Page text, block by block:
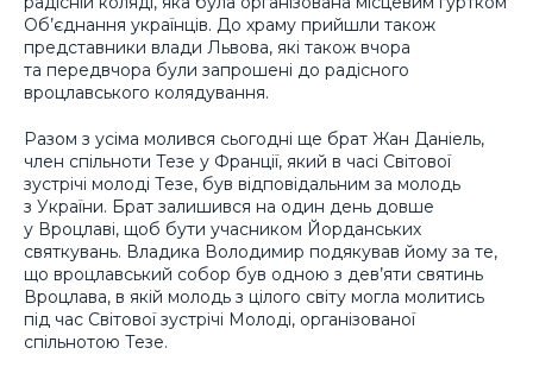
Об’єднання українців. До храму прийшли також
представники влади Львова, які також вчора
та передвчора були запрошені до радісного
вроцлавського колядування.
Разом з усіма молився сьогодні ще брат Жан Даніель,
член спільноти Тезе у Франції, який в часі Світової
зустрічі молоді Тезе, був відповідальним за молодь
з України. Брат залишився на один день довше
у Вроцлаві, щоб бути учасником Йорданських
святкувань. Владика Володимир подякував йому за те,
що вроцлавський собор був одною з дев’яти святинь
Вроцлава, в якій молодь з цілого світу могла молитись
під час Світової зустрічі Молоді, організованої
спільнотою Тезе.